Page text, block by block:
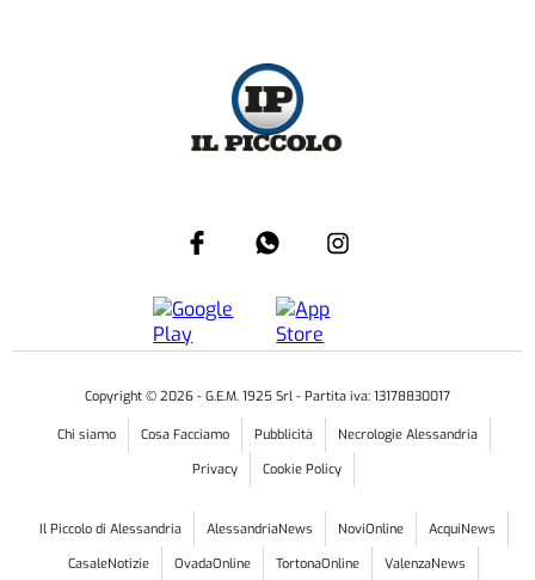
Copyright © 2026 - G.E.M. 1925 Srl - Partita iva: 13178830017
Chi siamo Cosa Facciamo Pubblicità
Necrologie Alessandria
Privacy
Cookie Policy
Il Piccolo di Alessandria AlessandriaNews NoviOnline
AcquiNews
CasaleNotizie
OvadaOnline TortonaOnline ValenzaNews